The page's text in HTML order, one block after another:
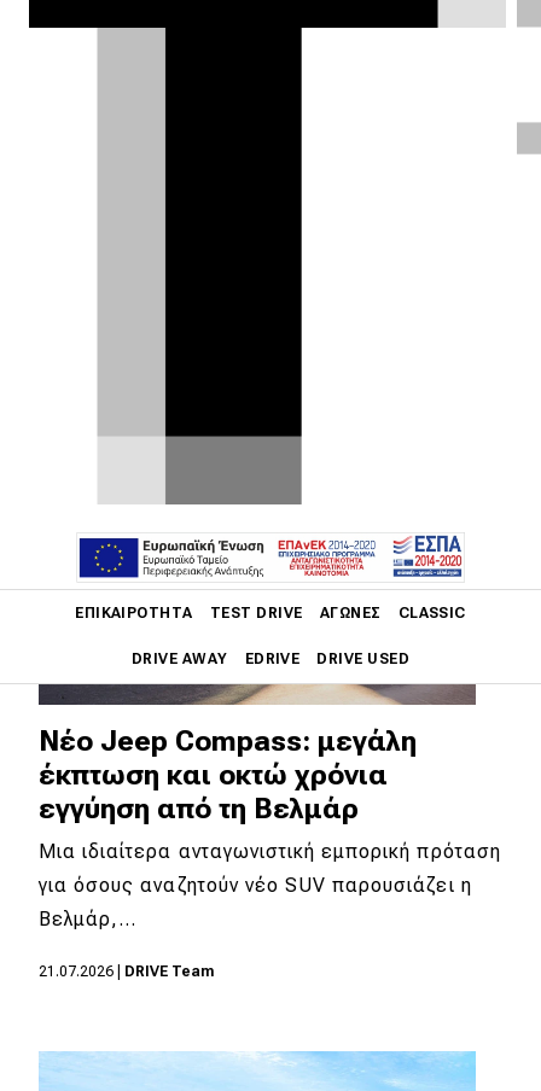
ΕΠΙΚΑΙΡΌΤΗΤΑ TEST DRIVE ΑΓΏΝΕΣ CLASSIC
DRIVE AWAY EDRIVE DRIVE USED
Main navigation
Επικαιρότητα
Νέα μοντέλα
Πρωτότυπα
Ελλάδα
Κόσμος
Τεχνολογία
Αγορά
Νέο Jeep Compass: μεγάλη
έκπτωση και οκτώ χρόνια
εγγύηση από τη Βελμάρ
Μια ιδιαίτερα ανταγωνιστική εμπορική πρόταση
για όσους αναζητούν νέο SUV παρουσιάζει η
Βελμάρ,…
21.07.2026 DRIVE Team